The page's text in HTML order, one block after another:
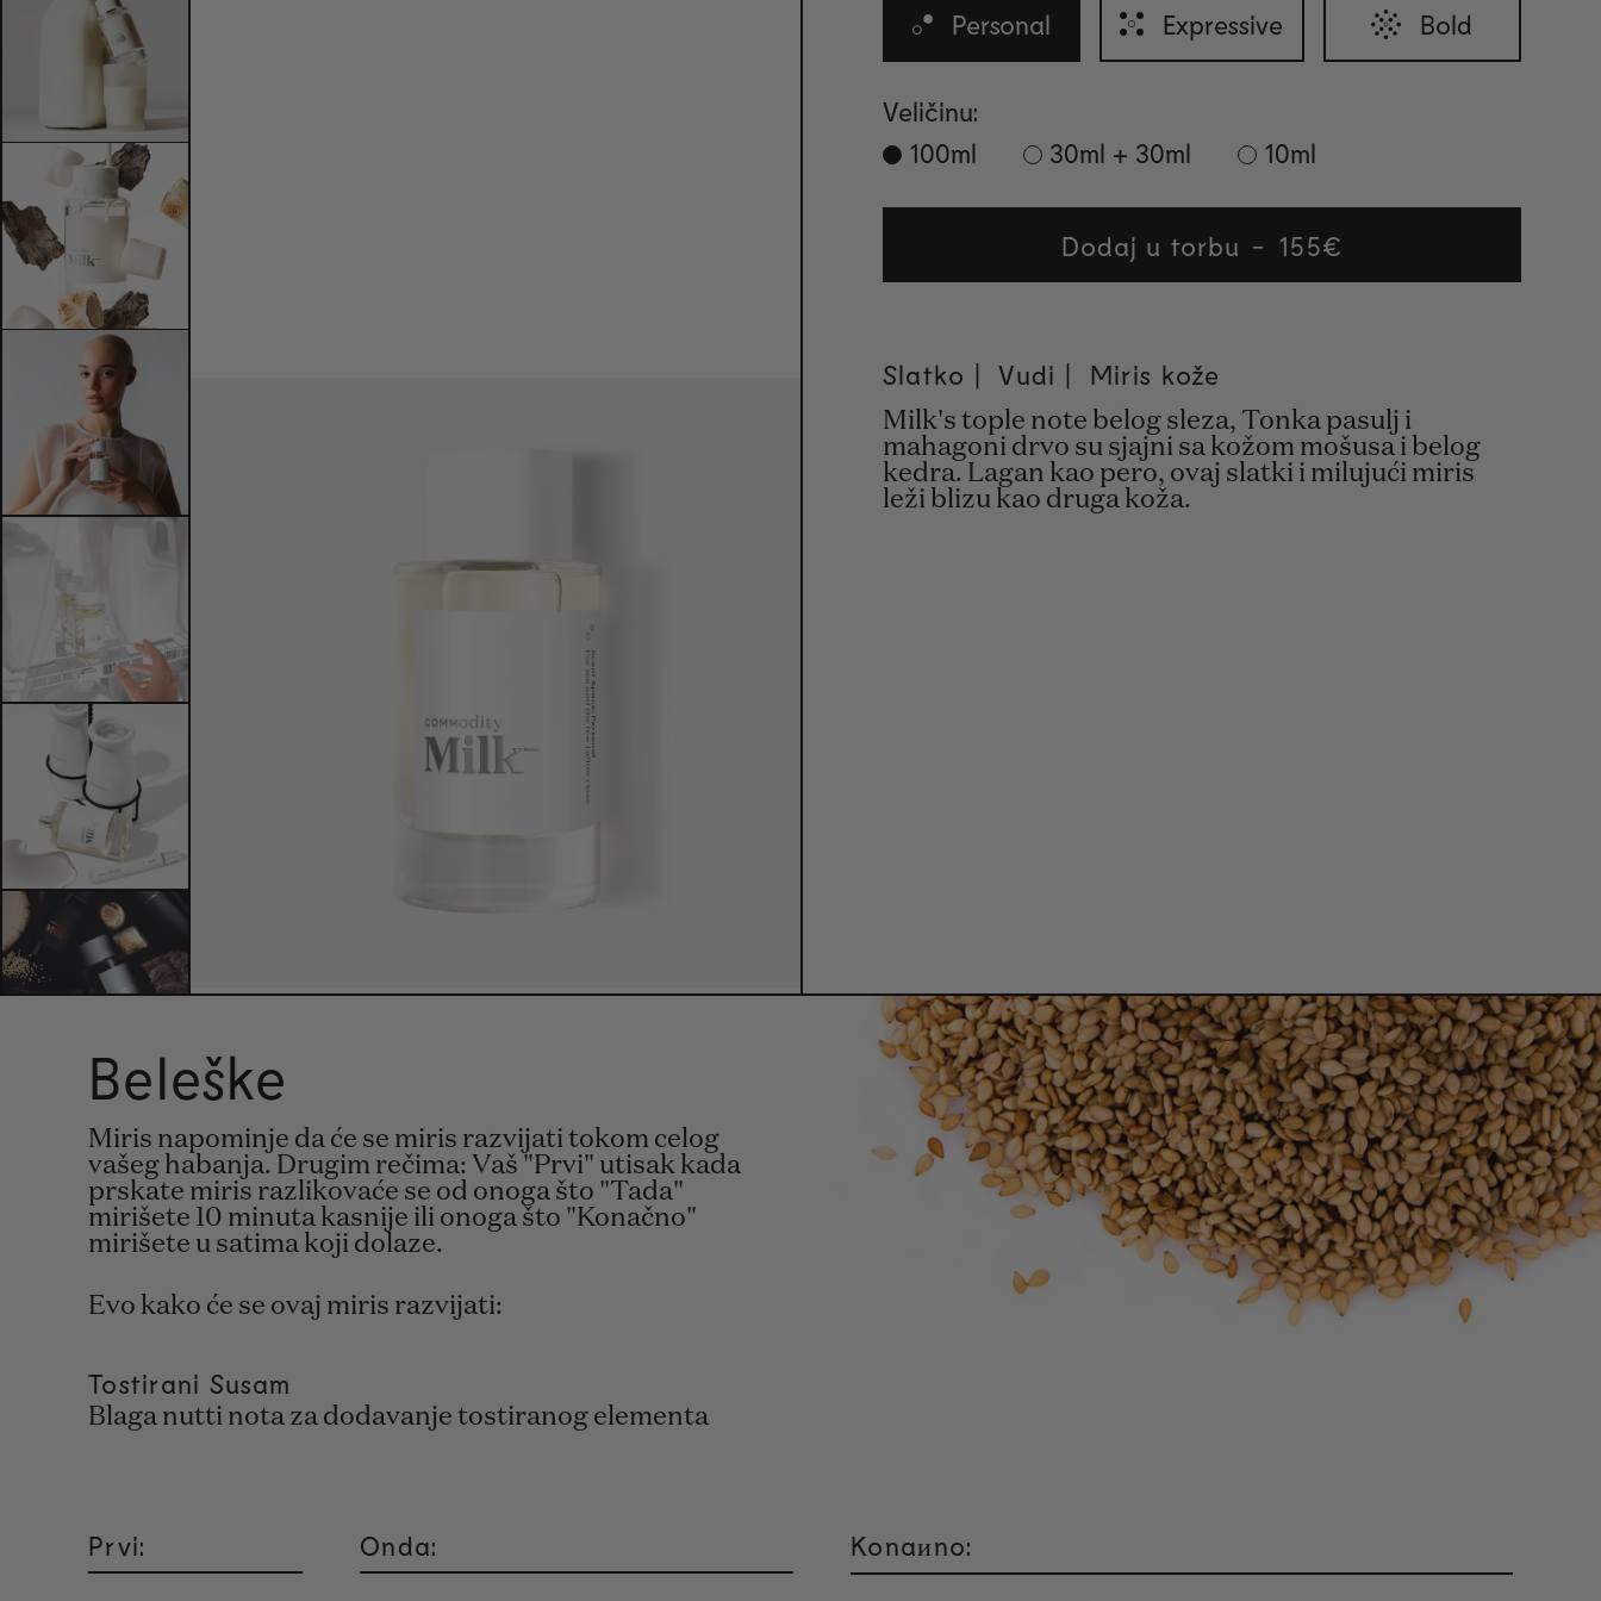
Personal Expressive Bold
Veličinu:
100ml
30ml + 30ml 10ml
Dodaj u torbu
Regular
price
155€
Slatko | Vudi | Miris kože
Milk's tople note belog sleza, Tonka pasulj i
mahagoni drvo su sjajni sa kožom mošusa i belog
kedra. Lagan kao pero, ovaj slatki i milujući miris
leži blizu kao druga koža.
Beleške
Miris napominje da će se miris razvijati tokom celog
vašeg habanja. Drugim rečima: Vaš "Prvi" utisak kada
prskate miris razlikovaće se od onoga što "Tada"
mirišete 10 minuta kasnije ili onoga što "Konačno"
mirišete u satima koji dolaze.
Evo kako će se ovaj miris razvijati:
Tostirani Susam
Blaga nutti nota za dodavanje tostiranog elementa
Prvi: Onda: Konaиno: